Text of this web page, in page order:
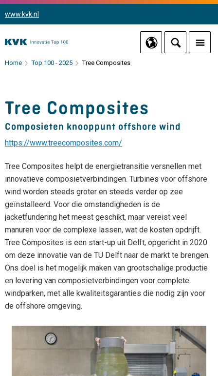
www.kvk.nl
Home Top 100 - 2025 Tree Composites
Tree Composites
Composieten knooppunt offshore wind
https://www.treecomposites.com/
Tree Composites helpt de energietransitie versnellen met
innovatieve composietverbindingen. Turbines voor offshore
wind worden steeds groter en steeds verder op zee
geïnstalleerd. Voor die omstandigheden is de
jacketfundering het meest geschikt, maar vereist veel
manuren voor de complexe lassen, wat de kosten opdrijft.
Tree Composites is een start-up uit Delft, opgericht in 2020
om deze innovatie van de TU Delft naar de markt te brengen.
Ons doel is het mogelijk maken van grootschalige productie
en levering van composietverbindingen voor complete
windparken, met alle kwaliteitsgaranties die nodig zijn voor
de offshore omgeving.